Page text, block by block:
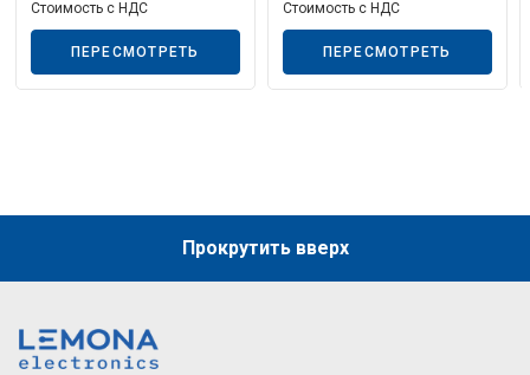
Стоимость с НДС
ПЕРЕСМОТРЕТЬ
Стоимость с НДС
ПЕРЕСМОТРЕТЬ
Прокрутить вверх